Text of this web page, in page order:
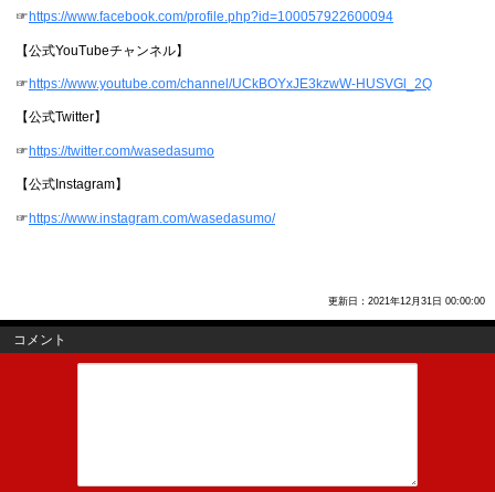
☞ https://www.facebook.com/profile.php?id=100057922600094
【公式YouTubeチャンネル】
☞ https://www.youtube.com/channel/UCkBOYxJE3kzwW-HUSVGl_2Q
【公式Twitter】
☞ https://twitter.com/wasedasumo
【公式Instagram】
☞https://www.instagram.com/wasedasumo/
更新日：2021年12月31日 00:00:00
コメント